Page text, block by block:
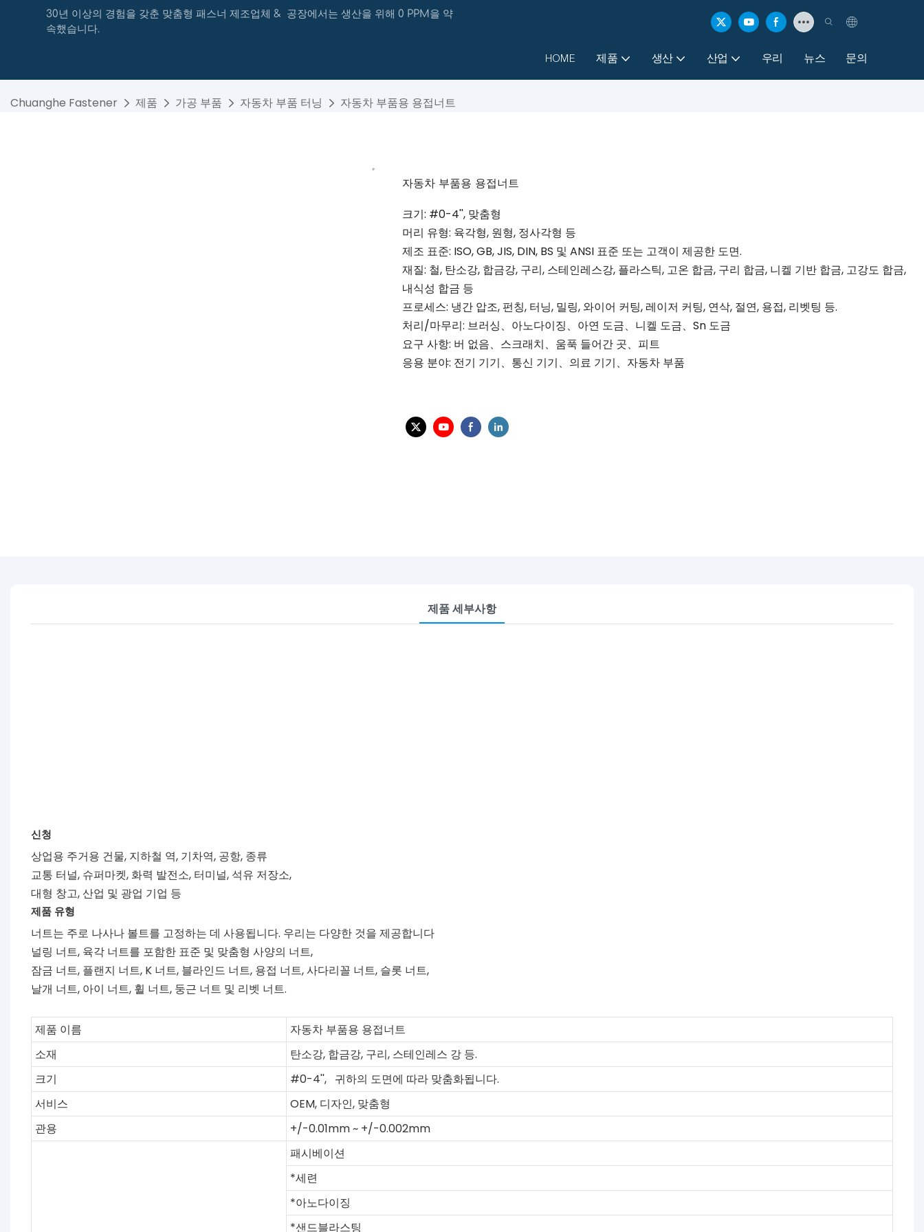
30년 이상의 경험을 갖춘 맞춤형 패스너 제조업체 & 공장에서는 생산을 위해 0 PPM을 약
속했습니다.
HOME 제품 생산 산업 우리 뉴스 문의
Chuanghe Fastener 제품 가공 부품 자동차 부품 터닝 자동차 부품용 용접너트
자동차 부품용 용접너트
크기: #0-4'', 맞춤형
머리 유형: 육각형, 원형, 정사각형 등
제조 표준: ISO, GB, JIS, DIN, BS 및 ANSI 표준 또는 고객이 제공한 도면.
재질: 철, 탄소강, 합금강, 구리, 스테인레스강, 플라스틱, 고온 합금, 구리 합금, 니켈 기반 합금, 고강도 합금,
내식성 합금 등
프로세스: 냉간 압조, 펀칭, 터닝, 밀링, 와이어 커팅, 레이저 커팅, 연삭, 절연, 용접, 리벳팅 등.
처리/마무리: 브러싱、아노다이징、아연 도금、니켈 도금、Sn 도금
요구 사항: 버 없음、스크래치、움푹 들어간 곳、피트
응용 분야: 전기 기기、통신 기기、의료 기기、자동차 부품
제품 세부사항
신청
상업용 주거용 건물, 지하철 역, 기차역, 공항, 종류
교통 터널, 슈퍼마켓, 화력 발전소, 터미널, 석유 저장소,
대형 창고, 산업 및 광업 기업 등
제품 유형
너트는 주로 나사나 볼트를 고정하는 데 사용됩니다. 우리는 다양한 것을 제공합니다
널링 너트, 육각 너트를 포함한 표준 및 맞춤형 사양의 너트,
잠금 너트, 플랜지 너트, K 너트, 블라인드 너트, 용접 너트, 사다리꼴 너트, 슬롯 너트,
날개 너트, 아이 너트, 휠 너트, 둥근 너트 및 리벳 너트.
제품 이름
자동차 부품용 용접너트
소재
탄소강, 합금강, 구리, 스테인레스 강 등.
크기
#0-4'', 귀하의 도면에 따라 맞춤화됩니다.
서비스
OEM, 디자인, 맞춤형
관용
+/-0.01mm ~ +/-0.002mm
패시베이션
*세련
*아노다이징
*샌드블라스팅